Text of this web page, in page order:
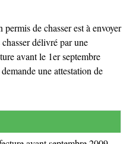
de chasser est à envoyer
délivré par une
avant le 1erseptembre
une attestation de